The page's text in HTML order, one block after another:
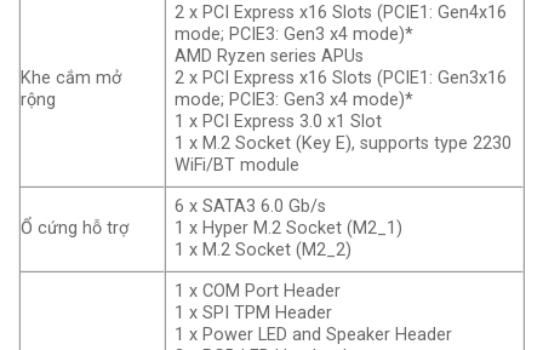
Khe cắm mở
rộng
2 x PCI Express x16 Slots (PCIE1: Gen4x16
mode; PCIE3: Gen3 x4 mode)*
AMD Ryzen series APUs
2 x PCI Express x16 Slots (PCIE1: Gen3x16
mode; PCIE3: Gen3 x4 mode)*
1 x PCI Express 3.0 x1 Slot
1 x M.2 Socket (Key E), supports type 2230
WiFi/BT module
Ổ cứng hỗ trợ
6 x SATA3 6.0 Gb/s
1 x Hyper M.2 Socket (M2_1)
1 x M.2 Socket (M2_2)
1 x COM Port Header
1 x SPI TPM Header
1 x Power LED and Speaker Header